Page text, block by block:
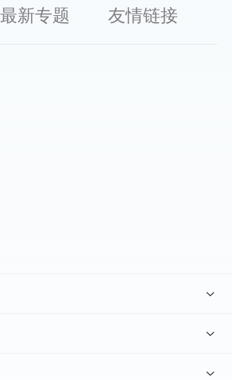
最新专题 友情链接